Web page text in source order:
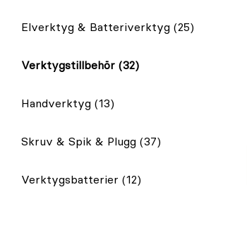
Elverktyg & Batteriverktyg (25)
Verktygstillbehör (32)
Handverktyg (13)
Skruv & Spik & Plugg (37)
Verktygsbatterier (12)